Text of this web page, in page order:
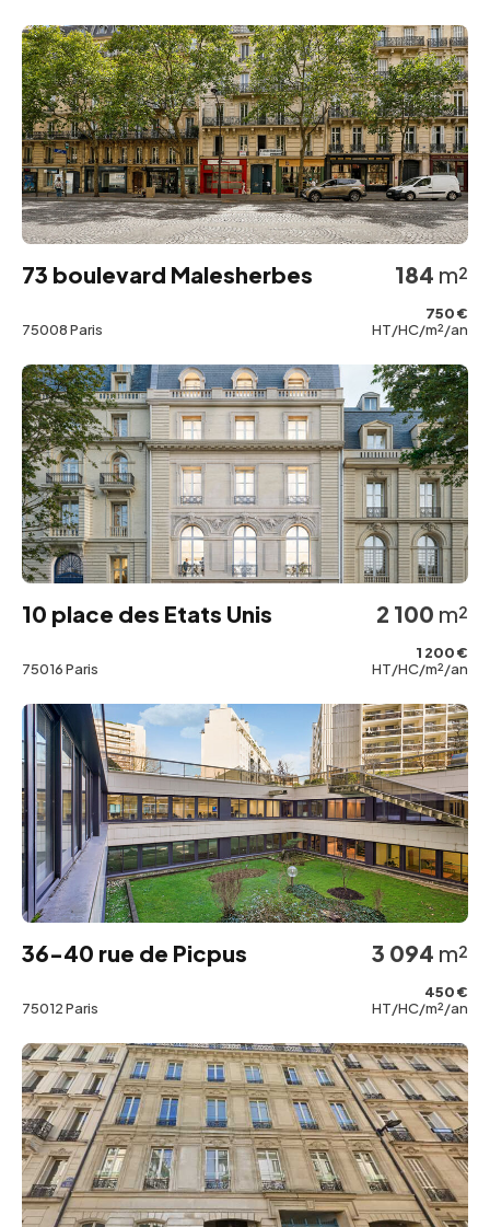
73 boulevard Malesherbes
75008 Paris
184 m²
750 €
HT/HC/m²/an
10 place des Etats Unis
75016 Paris
2 100 m²
1 200 €
HT/HC/m²/an
36-40 rue de Picpus
75012 Paris
3 094 m²
450 €
HT/HC/m²/an